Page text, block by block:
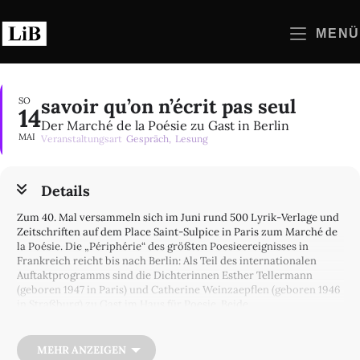
Inhalt
springen
MENÜ
SO
14
MAI
savoir qu’on n’écrit pas seul
Der Marché de la Poésie zu Gast in Berlin
Veranstaltungsart Gespräch, Lesung
Details
Zum 40. Mal versammeln sich im Juni rund 500 Lyrik-Verlage und
Zeitschriften auf dem Place Saint-Sulpice in Paris zum Marché de
la Poésie. Die „Périphérie“ des größten Poesieereignisses in
Frankreich reicht bis nach Berlin: Als Teil des internationalen
Auftaktprogramms sind die Dichterinnen Esther Tellermann
(geboren 1947 in Paris) und Catherine Weinzaepflen (geboren 1946
deutscher Nachkriegslyrik auseinander, unter anderem mit der
Paul Celans und Ingeborg Bachmanns. Catherine Weinzaepflen
MEHR ANZEIGEN